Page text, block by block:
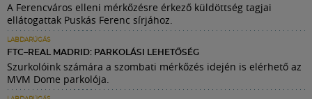
A Ferencváros elleni mérkőzésre érkező küldöttség tagjai
ellátogattak Puskás Ferenc sírjához.
LABDARÚGÁS
FTC–REAL MADRID: PARKOLÁSI LEHETŐSÉG
Szurkolóink számára a szombati mérkőzés idején is elérhető az
MVM Dome parkolója.